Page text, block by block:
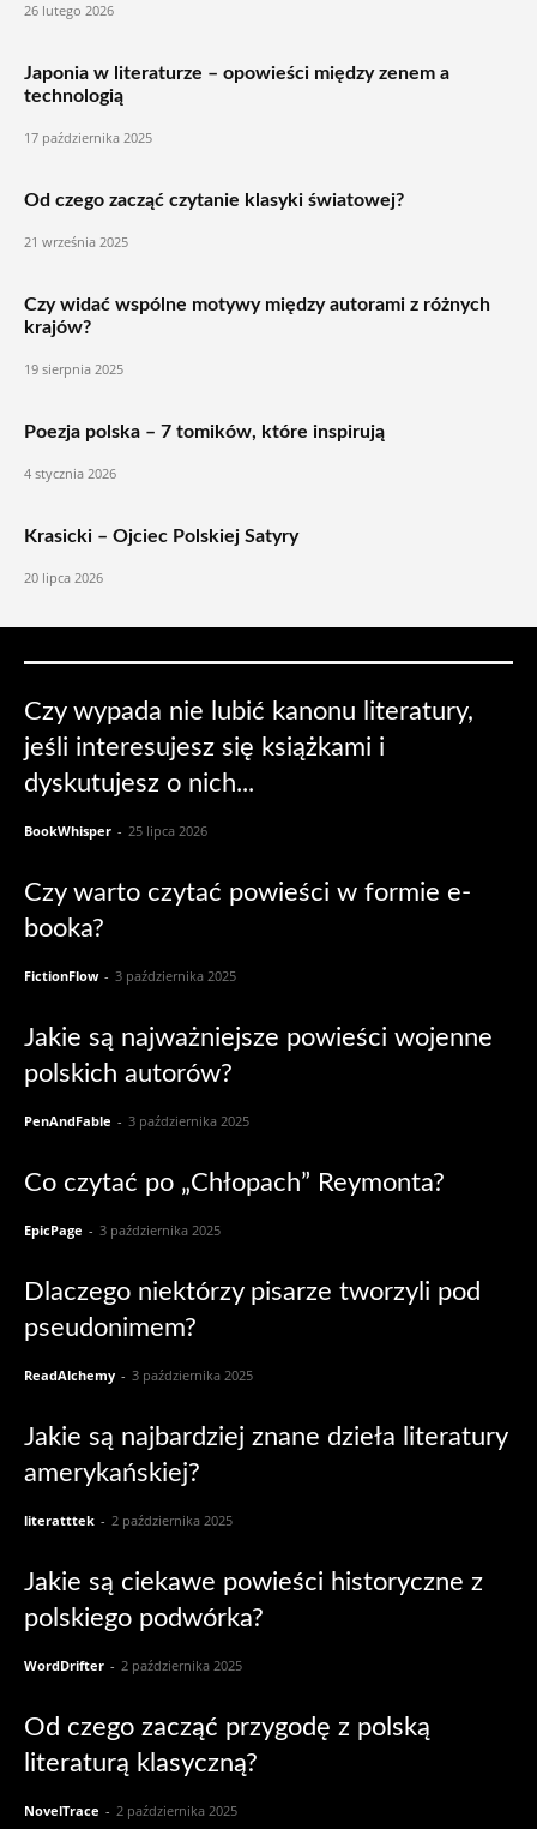
26 lutego 2026
Japonia w literaturze – opowieści między zenem a
technologią
17 października 2025
Od czego zacząć czytanie klasyki światowej?
21 września 2025
Czy widać wspólne motywy między autorami z różnych
krajów?
19 sierpnia 2025
Poezja polska – 7 tomików, które inspirują
4 stycznia 2026
Krasicki – Ojciec Polskiej Satyry
20 lipca 2026
Czy wypada nie lubić kanonu literatury,
jeśli interesujesz się książkami i
dyskutujesz o nich...
BookWhisper - 25 lipca 2026
Czy warto czytać powieści w formie e-
booka?
FictionFlow - 3 października 2025
Jakie są najważniejsze powieści wojenne
polskich autorów?
PenAndFable - 3 października 2025
Co czytać po „Chłopach” Reymonta?
EpicPage - 3 października 2025
Dlaczego niektórzy pisarze tworzyli pod
pseudonimem?
ReadAlchemy - 3 października 2025
Jakie są najbardziej znane dzieła literatury
amerykańskiej?
literatttek - 2 października 2025
Jakie są ciekawe powieści historyczne z
polskiego podwórka?
WordDrifter - 2 października 2025
Od czego zacząć przygodę z polską
literaturą klasyczną?
NovelTrace - 2 października 2025